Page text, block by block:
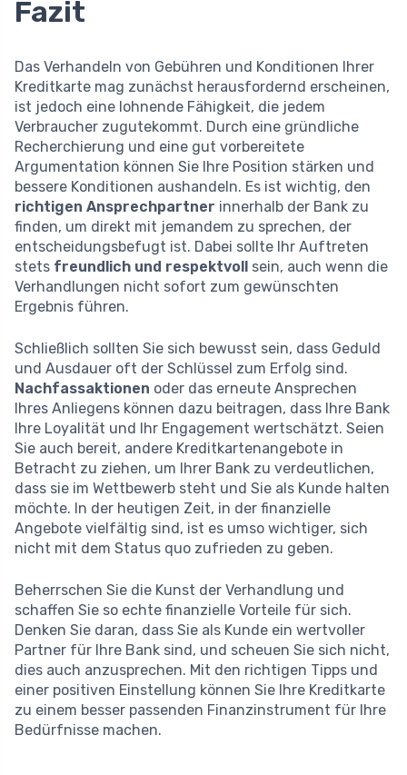
Fazit
Das Verhandeln von Gebühren und Konditionen Ihrer
Kreditkarte mag zunächst herausfordernd erscheinen,
ist jedoch eine lohnende Fähigkeit, die jedem
Verbraucher zugutekommt. Durch eine gründliche
Recherchierung und eine gut vorbereitete
Argumentation können Sie Ihre Position stärken und
bessere Konditionen aushandeln. Es ist wichtig, den
richtigen Ansprechpartner innerhalb der Bank zu
finden, um direkt mit jemandem zu sprechen, der
entscheidungsbefugt ist. Dabei sollte Ihr Auftreten
stets freundlich und respektvoll sein, auch wenn die
Verhandlungen nicht sofort zum gewünschten
Ergebnis führen.
Schließlich sollten Sie sich bewusst sein, dass Geduld
und Ausdauer oft der Schlüssel zum Erfolg sind.
Nachfassaktionen oder das erneute Ansprechen
Ihres Anliegens können dazu beitragen, dass Ihre Bank
Ihre Loyalität und Ihr Engagement wertschätzt. Seien
Sie auch bereit, andere Kreditkartenangebote in
Betracht zu ziehen, um Ihrer Bank zu verdeutlichen,
dass sie im Wettbewerb steht und Sie als Kunde halten
möchte. In der heutigen Zeit, in der finanzielle
Angebote vielfältig sind, ist es umso wichtiger, sich
nicht mit dem Status quo zufrieden zu geben.
Beherrschen Sie die Kunst der Verhandlung und
schaffen Sie so echte finanzielle Vorteile für sich.
Denken Sie daran, dass Sie als Kunde ein wertvoller
Partner für Ihre Bank sind, und scheuen Sie sich nicht,
dies auch anzusprechen. Mit den richtigen Tipps und
einer positiven Einstellung können Sie Ihre Kreditkarte
zu einem besser passenden Finanzinstrument für Ihre
Bedürfnisse machen.